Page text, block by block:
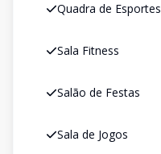
Quadra de Esportes
Sala Fitness
Salão de Festas
Sala de Jogos